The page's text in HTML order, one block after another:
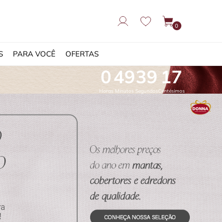
0
PARA VOCÊ OFERTAS
0
Horas
49
Minutos
36
Segundos
75
Centésimos